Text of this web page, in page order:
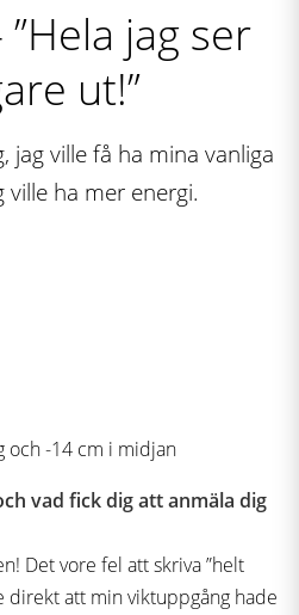
jag ser
ut!”
jag ville få ha mina vanliga
ville ha mer energi.
och -14 cm i midjan
vad fick dig att anmäla dig
Det vore fel att skriva ”helt
direkt att min viktuppgång hade